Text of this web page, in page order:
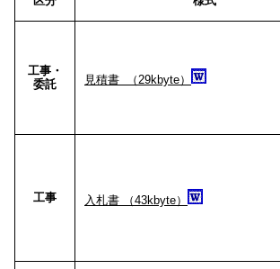
工事・
委託
見積書 （29kbyte）
工事 入札書 （43kbyte）